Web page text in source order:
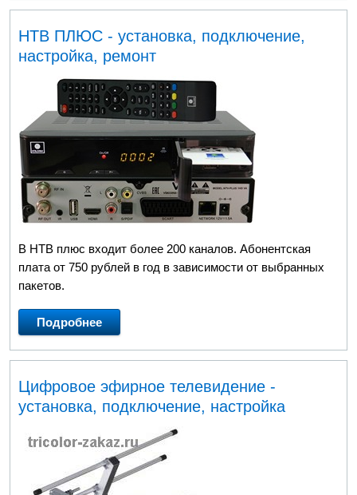
НТВ ПЛЮС - установка, подключение,
настройка, ремонт
В НТВ плюс входит более 200 каналов. Абонентская
плата от 750 рублей в год в зависимости от выбранных
пакетов.
Подробнее
Цифровое эфирное телевидение -
установка, подключение, настройка